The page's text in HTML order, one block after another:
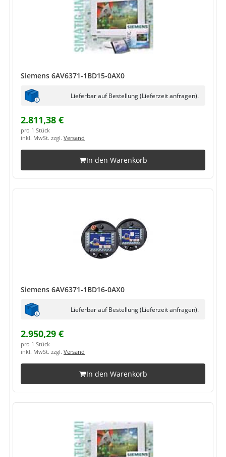
Siemens 6AV6371-1BD15-0AX0
Lieferbar auf Bestellung (Lieferzeit anfragen).
2.811,38 €
pro 1 Stück
inkl. MwSt. zzgl. Versand
In den Warenkorb
Siemens 6AV6371-1BD16-0AX0
Lieferbar auf Bestellung (Lieferzeit anfragen).
2.950,29 €
pro 1 Stück
inkl. MwSt. zzgl. Versand
In den Warenkorb